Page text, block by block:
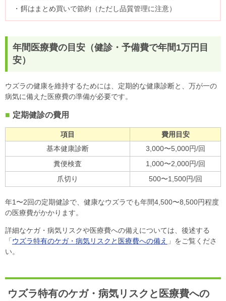
餌はまとめ買いで節約（ただし品質管理に注意）
年間医療費の目安（健診・予備費で年間1万円目
安）
ウズラの健康を維持するためには、定期的な健康診断と、万が一の
病気に備えた医療費の準備が必要です。
定期健診の費用
項目
費用目安
基本健康診断
3,000〜5,000円/回
糞便検査
1,000〜2,000円/回
爪切り
500〜1,500円/回
年1〜2回の定期健診で、健康なウズラでも年間4,500〜8,500円程度
の医療費がかかります。
詳細なケガ・病気リスクや医療費への備えについては、後述する
「 ウズラ特有のケガ・病気リスクと医療費への備え 」をご覧くださ
い。
ウズラ特有のケガ・病気リスクと医療費への